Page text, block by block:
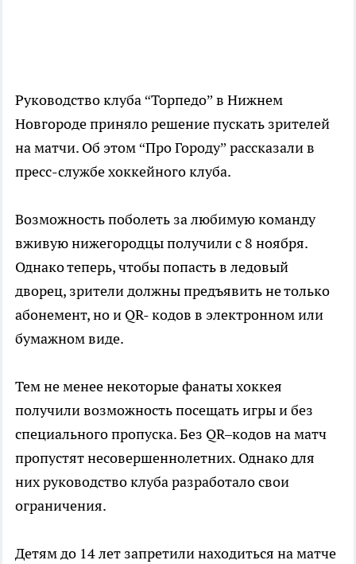
Руководство клуба “Торпедо” в Нижнем
Новгороде приняло решение пускать зрителей
на матчи. Об этом “Про Городу” рассказали в
пресс-службе хоккейного клуба.
Возможность поболеть за любимую команду
вживую нижегородцы получили с 8 ноября.
Однако теперь, чтобы попасть в ледовый
дворец, зрители должны предъявить не только
абонемент, но и QR- кодов в электронном или
бумажном виде.
Тем не менее некоторые фанаты хоккея
получили возможность посещать игры и без
специального пропуска. Без QR–кодов на матч
пропустят несовершеннолетних. Однако для
них руководство клуба разработало свои
ограничения.
Детям до 14 лет запретили находиться на матче